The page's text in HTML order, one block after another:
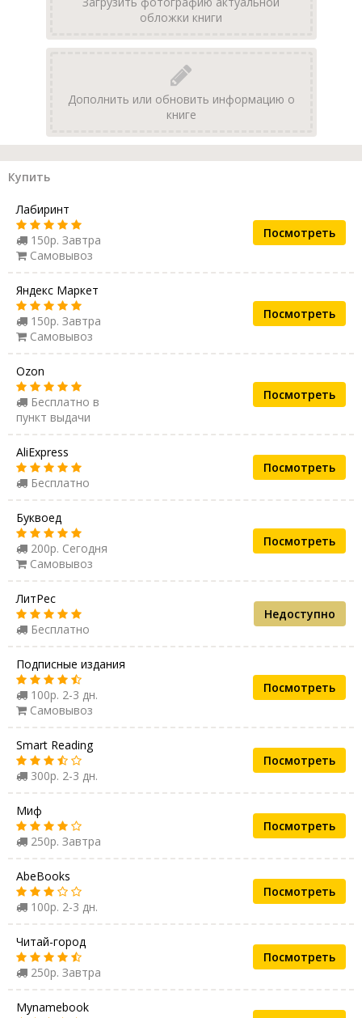
обложки книги
Дополнить или обновить информацию о
книге
Купить
Лабиринт
150р. Завтра
Самовывоз
Посмотреть
Яндекс Маркет
150р. Завтра
Самовывоз
Посмотреть
Ozon
Бесплатно в
пункт выдачи
Посмотреть
AliExpress
Бесплатно
Посмотреть
Буквоед
200р. Сегодня
Самовывоз
Посмотреть
ЛитРес
Бесплатно
Недоступно
Подписные издания
100р. 2-3 дн.
Самовывоз
Посмотреть
Smart Reading
300р. 2-3 дн.
Посмотреть
Миф
250р. Завтра
Посмотреть
AbeBooks
100р. 2-3 дн.
Посмотреть
Читай-город
250р. Завтра
Посмотреть
Mynamebook